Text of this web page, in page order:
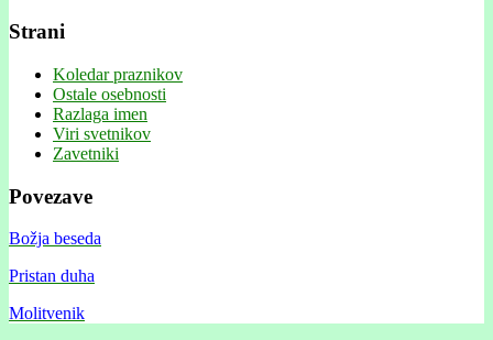
Strani
Koledar praznikov
Ostale osebnosti
Razlaga imen
Viri svetnikov
Zavetniki
Povezave
Božja beseda
Pristan duha
Molitvenik